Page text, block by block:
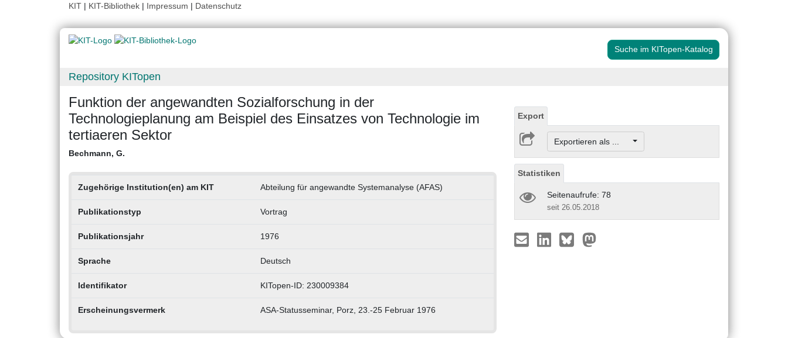
KIT | KIT-Bibliothek | Impressum | Datenschutz
Suche im KITopen-Katalog
Repository KITopen
Funktion der angewandten Sozialforschung in der
Technologieplanung am Beispiel des Einsatzes von Technologie im
tertiaeren Sektor
Bechmann, G.
Zugehörige Institution(en) am KIT Abteilung für angewandte Systemanalyse (AFAS)
Publikationstyp Vortrag
Publikationsjahr 1976
Sprache Deutsch
Identifikator KITopen-ID: 230009384
Erscheinungsvermerk ASA-Statusseminar, Porz, 23.-25 Februar 1976
Export
Exportieren als ...
Statistiken
Seitenaufrufe: 78
seit 26.05.2018